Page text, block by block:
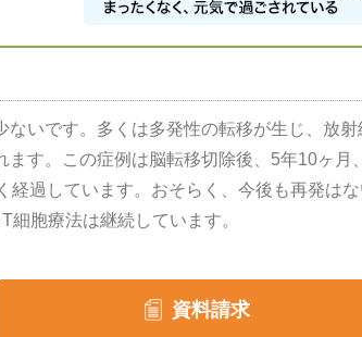
いです。多くは多発性の転移が生じ、放射
す。この症例は脳転移切除後、5年10ヶ月
過しています。おそらく、今後も再発はな
胞療法は継続しています。
資料請求